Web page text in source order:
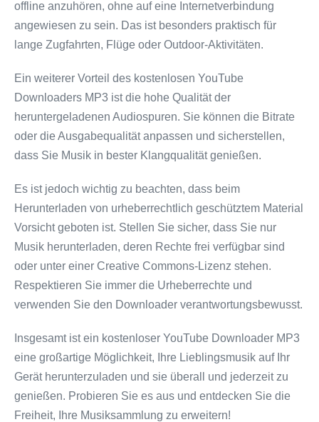
offline anzuhören, ohne auf eine Internetverbindung
angewiesen zu sein. Das ist besonders praktisch für
lange Zugfahrten, Flüge oder Outdoor-Aktivitäten.
Ein weiterer Vorteil des kostenlosen YouTube
Downloaders MP3 ist die hohe Qualität der
heruntergeladenen Audiospuren. Sie können die Bitrate
oder die Ausgabequalität anpassen und sicherstellen,
dass Sie Musik in bester Klangqualität genießen.
Es ist jedoch wichtig zu beachten, dass beim
Herunterladen von urheberrechtlich geschütztem Material
Vorsicht geboten ist. Stellen Sie sicher, dass Sie nur
Musik herunterladen, deren Rechte frei verfügbar sind
oder unter einer Creative Commons-Lizenz stehen.
Respektieren Sie immer die Urheberrechte und
verwenden Sie den Downloader verantwortungsbewusst.
Insgesamt ist ein kostenloser YouTube Downloader MP3
eine großartige Möglichkeit, Ihre Lieblingsmusik auf Ihr
Gerät herunterzuladen und sie überall und jederzeit zu
genießen. Probieren Sie es aus und entdecken Sie die
Freiheit, Ihre Musiksammlung zu erweitern!